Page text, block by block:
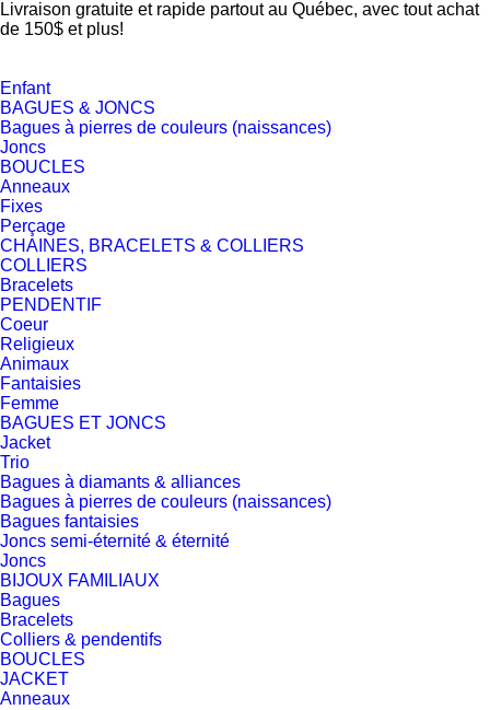
Livraison gratuite et rapide partout au Québec, avec tout achat
de 150$ et plus!
Enfant
BAGUES & JONCS
Bagues à pierres de couleurs (naissances)
Joncs
BOUCLES
Anneaux
Fixes
Perçage
CHAINES, BRACELETS & COLLIERS
COLLIERS
Bracelets
PENDENTIF
Coeur
Religieux
Animaux
Fantaisies
Femme
BAGUES ET JONCS
Jacket
Trio
Bagues à diamants & alliances
Bagues à pierres de couleurs (naissances)
Bagues fantaisies
Joncs semi-éternité & éternité
Joncs
BIJOUX FAMILIAUX
Bagues
Bracelets
Colliers & pendentifs
BOUCLES
JACKET
Anneaux